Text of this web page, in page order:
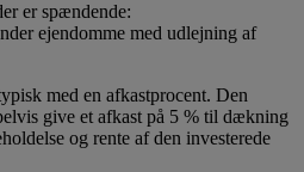
er spændende:
ejendomme med udlejning af
med en afkastprocent. Den
give et afkast på 5 % til dækning
og rente af den investerede